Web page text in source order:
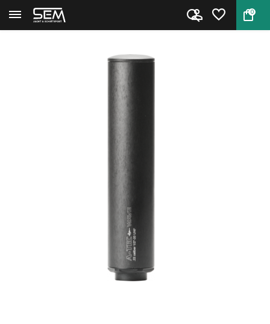
0
Terug Home A-TEC Wave geluidsdemper 1/2" ...